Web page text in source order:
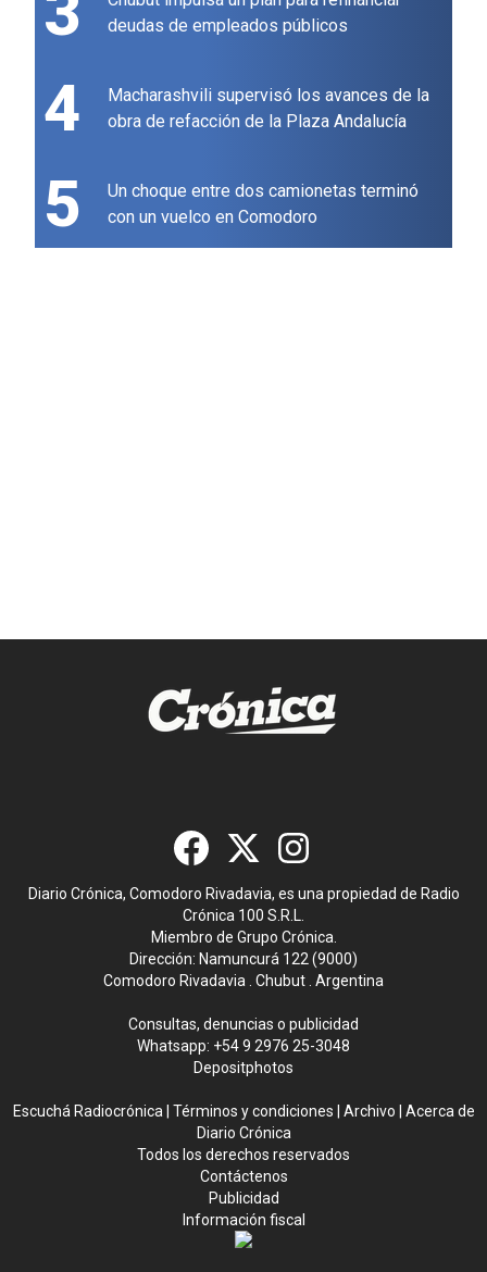
deudas de empleados públicos
4
Macharashvili supervisó los avances de la
obra de refacción de la Plaza Andalucía
5
Un choque entre dos camionetas terminó
con un vuelco en Comodoro
Diario Crónica, Comodoro Rivadavia, es una propiedad de Radio
Crónica 100 S.R.L.
Miembro de Grupo Crónica.
Dirección: Namuncurá 122 (9000)
Comodoro Rivadavia . Chubut . Argentina
Consultas, denuncias o publicidad
Whatsapp: +54 9 2976 25-3048
Depositphotos
Escuchá Radiocrónica Términos y condiciones Archivo
Acerca de
Diario Crónica
Todos los derechos reservados
Contáctenos
Publicidad
Información fiscal